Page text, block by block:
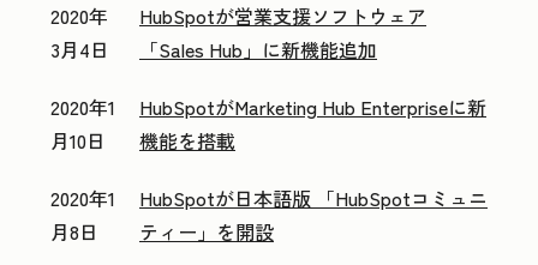
2020年
3月4日
HubSpotが営業支援ソフトウェア
「Sales Hub」に新機能追加
2020年1
月10日
HubSpotがMarketing Hub Enterpriseに新
機能を搭載
2020年1
月8日
HubSpotが日本語版 「HubSpotコミュニ
ティー」を開設